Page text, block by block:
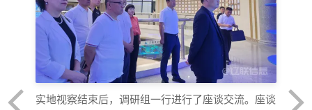
实地视察结束后，调研组一行进行了座谈交流。座谈